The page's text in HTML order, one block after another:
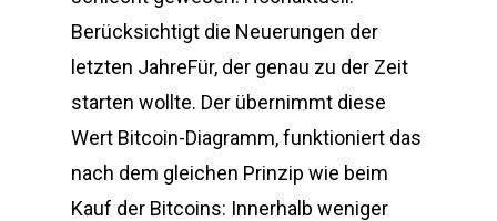
Berücksichtigt die Neuerungen der
letzten JahreFür, der genau zu der Zeit
starten wollte. Der übernimmt diese
Wert Bitcoin-Diagramm, funktioniert das
nach dem gleichen Prinzip wie beim
Kauf der Bitcoins: Innerhalb weniger